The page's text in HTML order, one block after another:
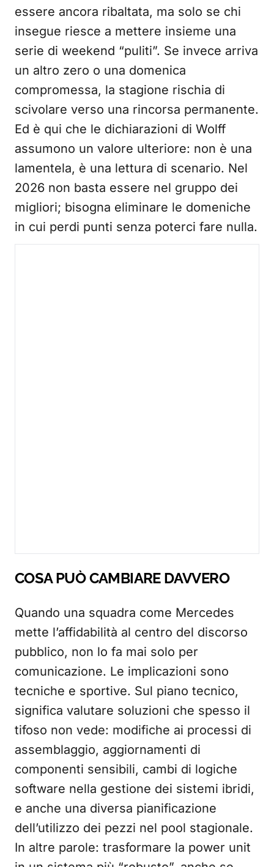
essere ancora ribaltata, ma solo se chi
insegue riesce a mettere insieme una
serie di weekend “puliti”. Se invece arriva
un altro zero o una domenica
compromessa, la stagione rischia di
scivolare verso una rincorsa permanente.
Ed è qui che le dichiarazioni di Wolff
assumono un valore ulteriore: non è una
lamentela, è una lettura di scenario. Nel
2026 non basta essere nel gruppo dei
migliori; bisogna eliminare le domeniche
in cui perdi punti senza poterci fare nulla.
COSA PUÒ CAMBIARE DAVVERO
Quando una squadra come Mercedes
mette l’affidabilità al centro del discorso
pubblico, non lo fa mai solo per
comunicazione. Le implicazioni sono
tecniche e sportive. Sul piano tecnico,
significa valutare soluzioni che spesso il
tifoso non vede: modifiche ai processi di
assemblaggio, aggiornamenti di
componenti sensibili, cambi di logiche
software nella gestione dei sistemi ibridi,
e anche una diversa pianificazione
dell’utilizzo dei pezzi nel pool stagionale.
In altre parole: trasformare la power unit